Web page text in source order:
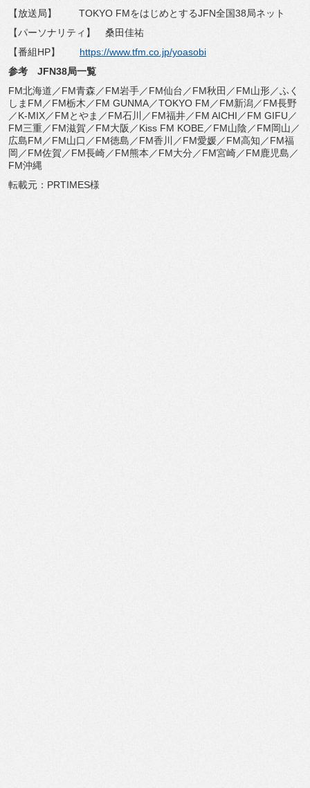
【放送局】 TOKYO FMをはじめとするJFN全国38局ネット
【パーソナリティ】 桑田佳祐
【番組HP】 https://www.tfm.co.jp/yoasobi
参考 JFN38局一覧
FM北海道／FM青森／FM岩手／FM仙台／FM秋田／FM山形／ふく
しまFM／FM栃木／FM GUNMA／TOKYO FM／FM新潟／FM長野
／K-MIX／FMとやま／FM石川／FM福井／FM AICHI／FM GIFU／
FM三重／FM滋賀／FM大阪／Kiss FM KOBE／FM山陰／FM岡山／
広島FM／FM山口／FM徳島／FM香川／FM愛媛／FM高知／FM福
岡／FM佐賀／FM長崎／FM熊本／FM大分／FM宮崎／FM鹿児島／
FM沖縄
転載元：PRTIMES様